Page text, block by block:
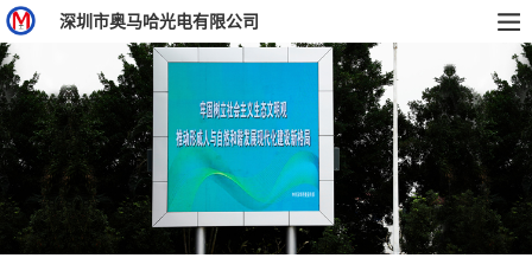
深圳市奥马哈光电有限公司